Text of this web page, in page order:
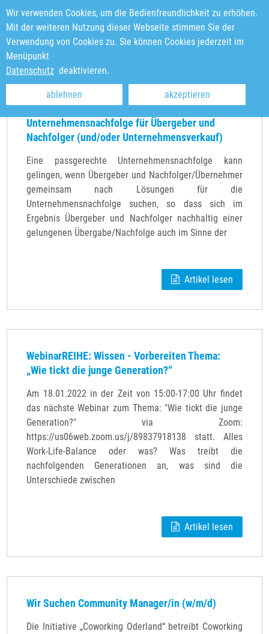
akzeptieren
ablehnen
Wir verwenden Cookies, um die Bedienfreundlichkeit zu erhöhen.
Mit der weiteren Nutzung dieser Webseite stimmen Sie der
Verwendung von Cookies zu. Sie können Cookies jederzeit im
Menüpunkt
Datenschutz deaktivieren.
Sie sind hier:
WebinarREIHE: Passgerechte Inhouse-
Unternehmensnachfolge für Übergeber und
Nachfolger (und/oder Unternehmensverkauf)
Eine passgerechte Unternehmensnachfolge kann
gelingen, wenn Übergeber und Nachfolger/Übernehmer
gemeinsam nach Lösungen für die
Unternehmensnachfolge suchen, so dass sich im
Ergebnis Übergeber und Nachfolger nachhaltig einer
gelungenen Übergabe/Nachfolge auch im Sinne der
Artikel lesen
WebinarREIHE: Wissen - Vorbereiten Thema:
„Wie tickt die junge Generation?“
Am 18.01.2022 in der Zeit von 15:00-17:00 Uhr findet
das nächste Webinar zum Thema: "Wie tickt die junge
Generation?" via Zoom:
https://us06web.zoom.us/j/89837918138 statt. Alles
Work-Life-Balance oder was? Was treibt die
nachfolgenden Generationen an, was sind die
Unterschiede zwischen
Artikel lesen
Wir Suchen Community Manager/in (w/m/d)
Die Initiative „Coworking Oderland“ betreibt Coworking